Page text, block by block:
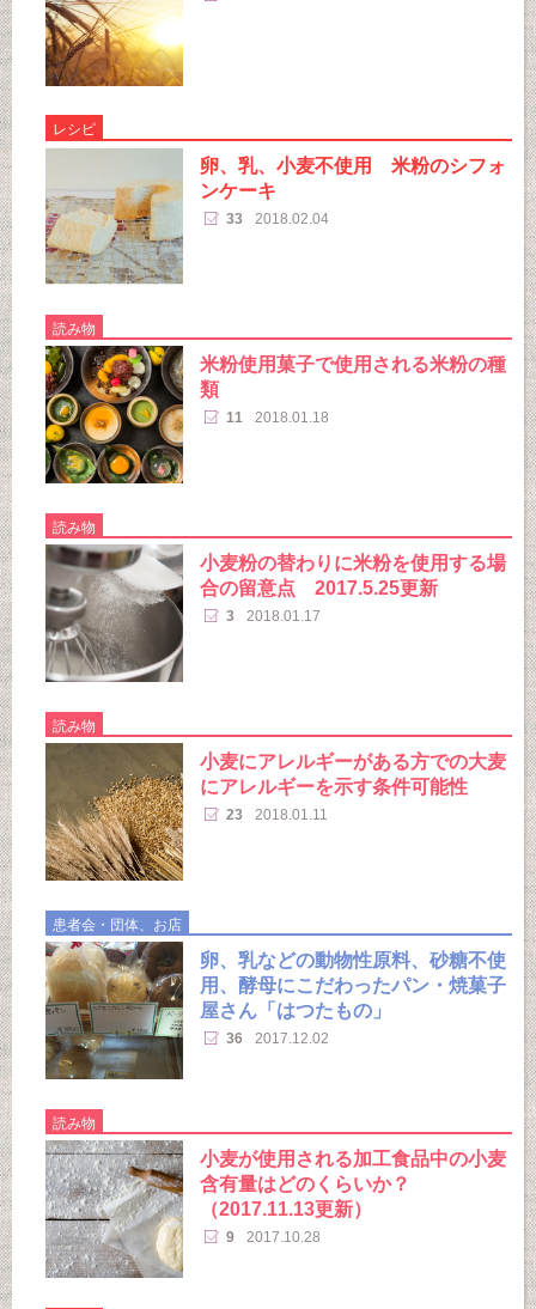
レシピ
卵、乳、小麦不使用 米粉のシフォ
ンケーキ
33 2018.02.04
読み物
米粉使用菓子で使用される米粉の種
類
11 2018.01.18
読み物
小麦粉の替わりに米粉を使用する場
合の留意点 2017.5.25更新
3 2018.01.17
読み物
小麦にアレルギーがある方での大麦
にアレルギーを示す条件可能性
23 2018.01.11
患者会・団体、お店
卵、乳などの動物性原料、砂糖不使
用、酵母にこだわったパン・焼菓子
屋さん「はつたもの」
36 2017.12.02
読み物
小麦が使用される加工食品中の小麦
含有量はどのくらいか？
（2017.11.13更新）
9 2017.10.28